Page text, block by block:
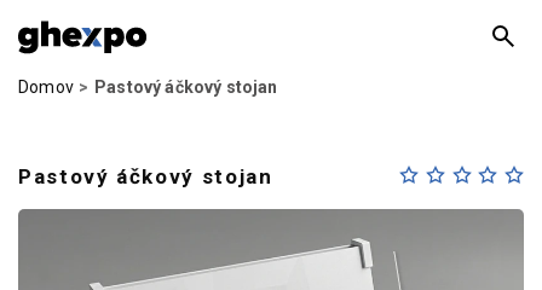
Domov Pastový áčkový stojan
Pastový áčkový stojan